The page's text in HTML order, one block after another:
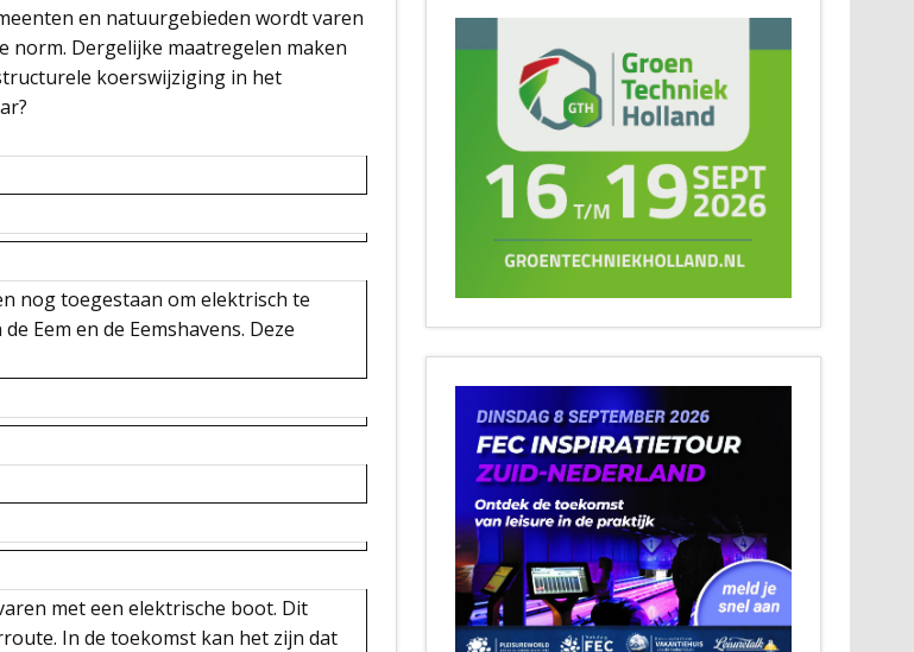
en natuurgebieden wordt varen
Dergelijke maatregelen maken
koerswijziging in het
nog toegestaan om elektrisch te
Eem en de Eemshavens. Deze
met een elektrische boot. Dit
In de toekomst kan het zijn dat